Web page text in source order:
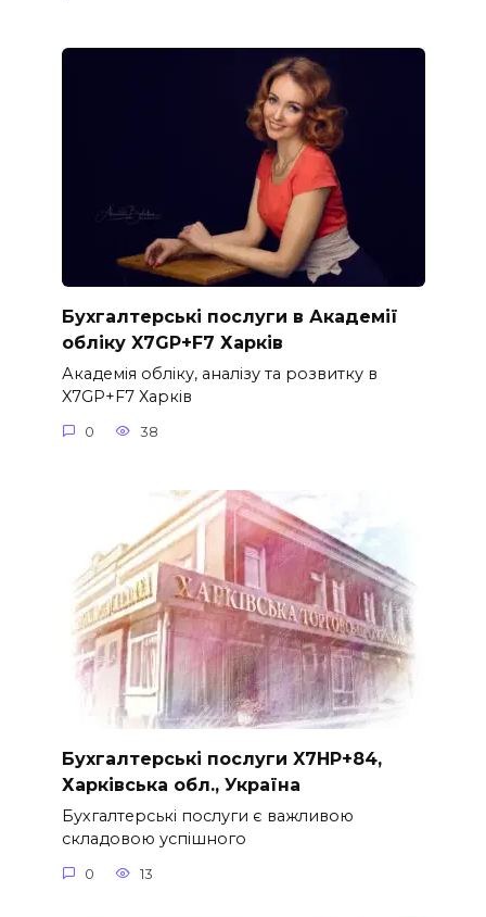
Бухгалтерські послуги в Академії
обліку X7GP+F7 Харків
Академія обліку, аналізу та розвитку в
X7GP+F7 Харків
0 38
Бухгалтерські послуги X7HP+84,
Харківська обл., Україна
Бухгалтерські послуги є важливою
складовою успішного
0 13